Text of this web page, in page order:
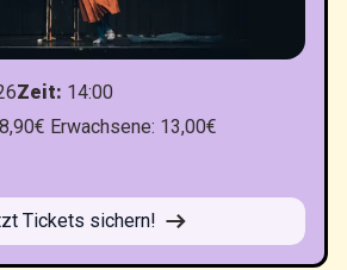
Zeit: 14:00
Erwachsene: 13,00€
Tickets sichern!